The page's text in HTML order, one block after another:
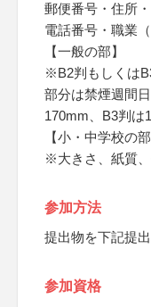
郵便番号・住所
電話番号・職業
【一般の部】
※B2判もしくは
部分は禁煙週間
170mm、B3判は
【小・中学校の部
※大きさ、紙質
参加方法
提出物を下記提
参加資格